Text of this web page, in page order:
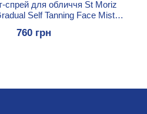
спрей для обличчя St Moriz
Self Tanning Face Mist
760 грн